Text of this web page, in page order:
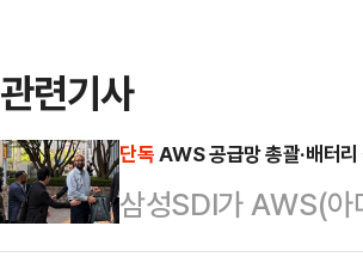
관련기사
단독AWS 공급망 총괄·배터
삼성SDI가 AWS(아
데이터센터용 배터